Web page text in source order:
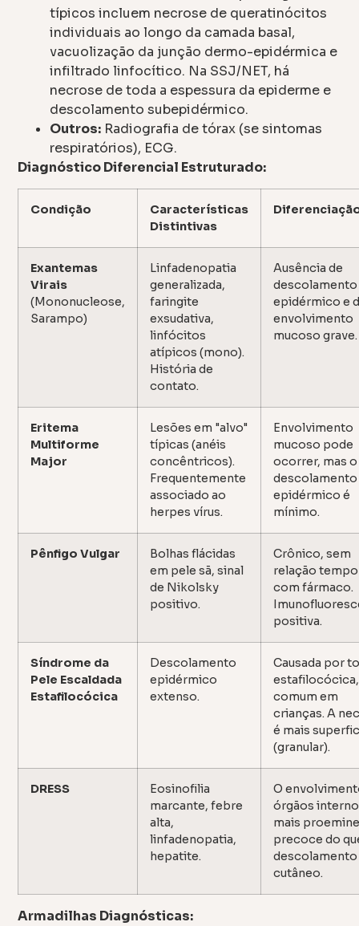
típicos incluem necrose de queratinócitos
individuais ao longo da camada basal,
vacuolização da junção dermo-epidérmica e
infiltrado linfocítico. Na SSJ/NET, há
necrose de toda a espessura da epiderme e
descolamento subepidérmico.
Outros: Radiografia de tórax (se sintomas
respiratórios), ECG.
Diagnóstico Diferencial Estruturado:
Condição
Características
Distintivas
Exantemas
Virais
(Mononucleose,
Sarampo)
Linfadenopatia
generalizada,
faringite
exsudativa,
linfócitos
atípicos (mono).
História de
contato.
Ausência de
descolamento
epidérmico e
envolvimento
mucoso grave.
Eritema
Multiforme
Major
Lesões em "alvo"
típicas (anéis
concêntricos).
Frequentemente
associado ao
herpes vírus.
Envolvimento
mucoso pode
ocorrer, mas o
descolamento
epidérmico é
mínimo.
Pênfigo Vulgar
Bolhas flácidas
em pele sã, sinal
de Nikolsky
positivo.
Crônico, sem
relação
com fármaco.
positiva.
Síndrome da
Pele Escaldada
Estafilocócica
Descolamento
epidérmico
extenso.
Causada por
estafilocócica,
comum em
crianças. A
é mais
(granular).
DRESS
Eosinofilia
marcante, febre
alta,
linfadenopatia,
hepatite.
O
órgãos
mais
precoce do
descolamento
cutâneo.
Armadilhas Diagnósticas: